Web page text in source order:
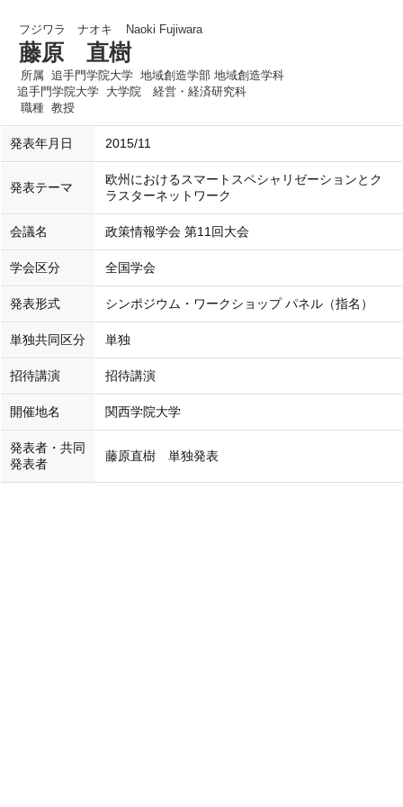
フジワラ ナオキ Naoki Fujiwara
藤原 直樹
所属 追手門学院大学 地域創造学部 地域創造学科
追手門学院大学 大学院 経営・経済研究科
職種 教授
発表年月日 2015/11
発表テーマ
欧州におけるスマートスペシャリゼーションとク
ラスターネットワーク
会議名 政策情報学会 第11回大会
学会区分 全国学会
発表形式 シンポジウム・ワークショップ パネル（指名）
単独共同区分 単独
招待講演 招待講演
開催地名 関西学院大学
発表者・共同
発表者
藤原直樹 単独発表